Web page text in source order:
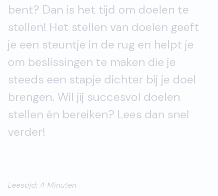
bent? Dan is het tijd om doelen te
stellen! Het stellen van doelen geeft
je een steuntje in de rug en helpt je
om beslissingen te maken die je
steeds een stapje dichter bij je doel
brengen. Wil jij succesvol doelen
stellen én bereiken? Lees dan snel
verder!
Leestijd: 4 Minuten